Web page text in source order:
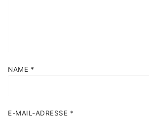
NAME *
E-MAIL-ADRESSE *